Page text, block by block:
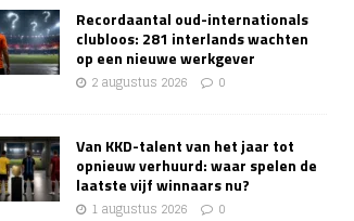
Recordaantal oud-internationals
clubloos: 281 interlands wachten
op een nieuwe werkgever
2 augustus 2026 0
Van KKD-talent van het jaar tot
opnieuw verhuurd: waar spelen de
laatste vijf winnaars nu?
1 augustus 2026 0